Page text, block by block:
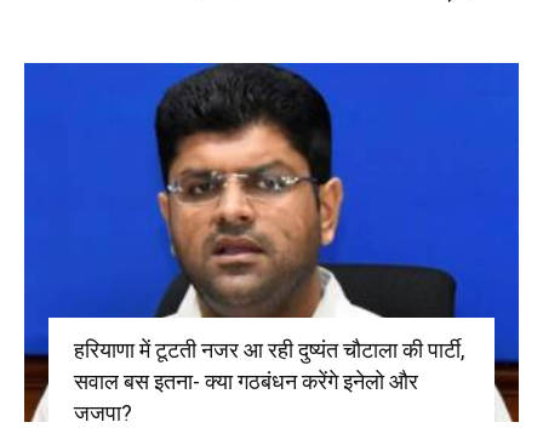
हरियाणा में टूटती नजर आ रही दुष्यंत चौटाला की पार्टी,
सवाल बस इतना- क्या गठबंधन करेंगे इनेलो और
जजपा?